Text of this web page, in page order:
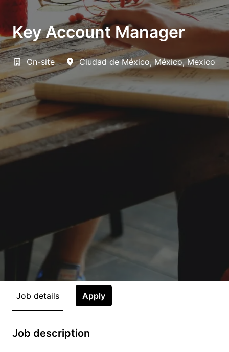
Key Account Manager
On-site Ciudad de México, México, Mexico
Job details Apply
Job description